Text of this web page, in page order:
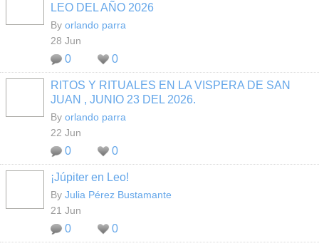
LEO DEL AÑO 2026
By orlando parra
28 Jun
0 0
RITOS Y RITUALES EN LA VISPERA DE SAN
JUAN , JUNIO 23 DEL 2026.
By orlando parra
22 Jun
0 0
¡Júpiter en Leo!
By Julia Pérez Bustamante
21 Jun
0 0